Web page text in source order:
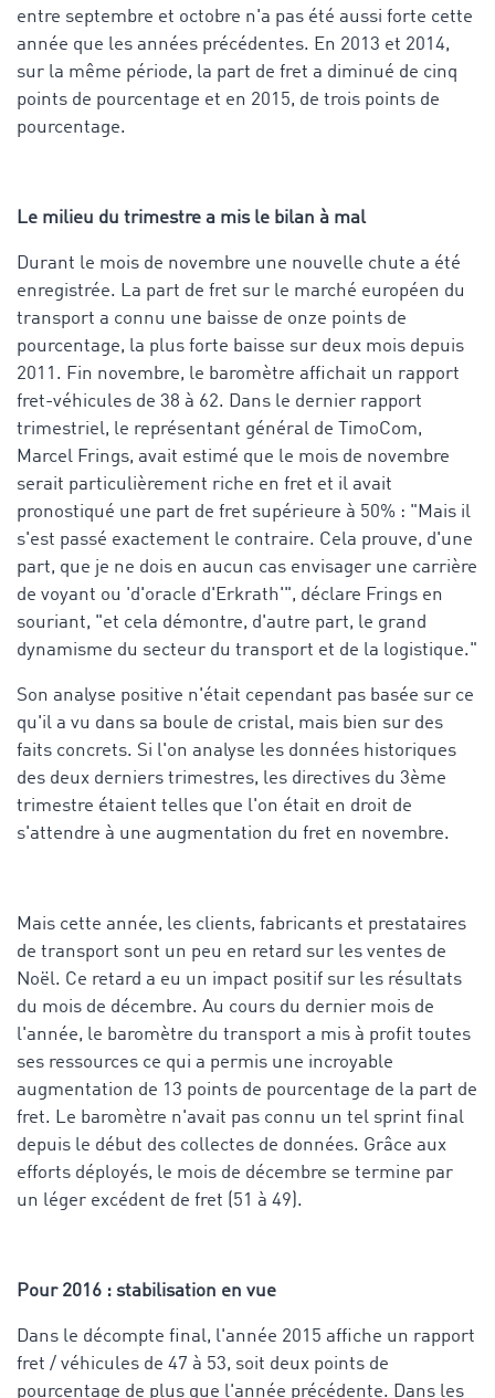
entre septembre et octobre n'a pas été aussi forte cette
année que les années précédentes. En 2013 et 2014,
sur la même période, la part de fret a diminué de cinq
points de pourcentage et en 2015, de trois points de
pourcentage.
Le milieu du trimestre a mis le bilan à mal
Durant le mois de novembre une nouvelle chute a été
enregistrée. La part de fret sur le marché européen du
transport a connu une baisse de onze points de
pourcentage, la plus forte baisse sur deux mois depuis
2011. Fin novembre, le baromètre affichait un rapport
fret-véhicules de 38 à 62. Dans le dernier rapport
trimestriel, le représentant général de TimoCom,
Marcel Frings, avait estimé que le mois de novembre
serait particulièrement riche en fret et il avait
pronostiqué une part de fret supérieure à 50% : "Mais il
s'est passé exactement le contraire. Cela prouve, d'une
part, que je ne dois en aucun cas envisager une carrière
de voyant ou 'd'oracle d'Erkrath'", déclare Frings en
souriant, "et cela démontre, d'autre part, le grand
dynamisme du secteur du transport et de la logistique."
Son analyse positive n'était cependant pas basée sur ce
qu'il a vu dans sa boule de cristal, mais bien sur des
faits concrets. Si l'on analyse les données historiques
des deux derniers trimestres, les directives du 3ème
trimestre étaient telles que l'on était en droit de
s'attendre à une augmentation du fret en novembre.
Mais cette année, les clients, fabricants et prestataires
de transport sont un peu en retard sur les ventes de
Noël. Ce retard a eu un impact positif sur les résultats
du mois de décembre. Au cours du dernier mois de
l'année, le baromètre du transport a mis à profit toutes
ses ressources ce qui a permis une incroyable
augmentation de 13 points de pourcentage de la part de
fret. Le baromètre n'avait pas connu un tel sprint final
depuis le début des collectes de données. Grâce aux
efforts déployés, le mois de décembre se termine par
un léger excédent de fret (51 à 49).
Pour 2016 : stabilisation en vue
Dans le décompte final, l'année 2015 affiche un rapport
fret / véhicules de 47 à 53, soit deux points de
pourcentage de plus que l'année précédente. Dans les